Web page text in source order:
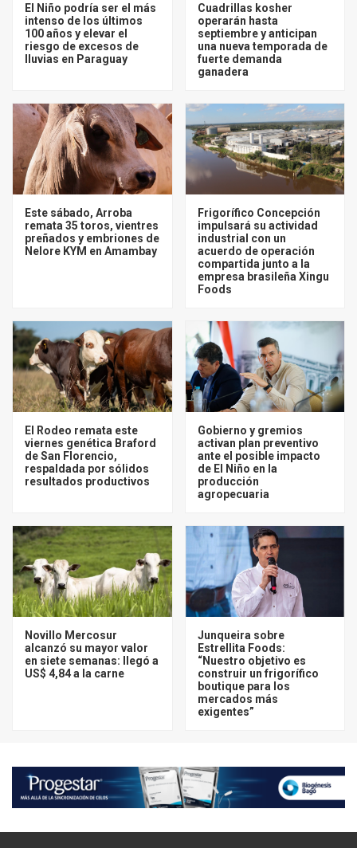
El Niño podría ser el más
intenso de los últimos
100 años y elevar el
riesgo de excesos de
lluvias en Paraguay
Cuadrillas kosher
operarán hasta
septiembre y anticipan
una nueva temporada de
fuerte demanda
ganadera
Este sábado, Arroba
remata 35 toros, vientres
preñados y embriones de
Nelore KYM en Amambay
Frigorífico Concepción
impulsará su actividad
industrial con un
acuerdo de operación
compartida junto a la
empresa brasileña Xingu
Foods
El Rodeo remata este
viernes genética Braford
de San Florencio,
respaldada por sólidos
resultados productivos
Gobierno y gremios
activan plan preventivo
ante el posible impacto
de El Niño en la
producción
agropecuaria
Novillo Mercosur
alcanzó su mayor valor
en siete semanas: llegó a
US$ 4,84 a la carne
Junqueira sobre
Estrellita Foods:
“Nuestro objetivo es
construir un frigorífico
boutique para los
mercados más
exigentes”